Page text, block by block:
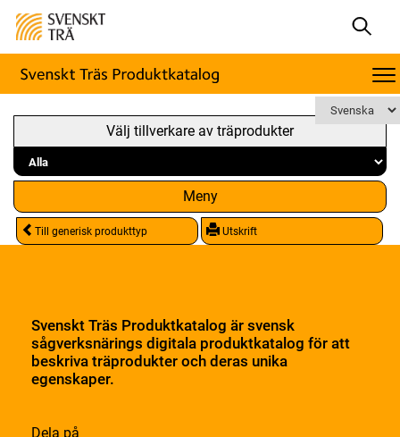
Välj tillverkare av träprodukter
Meny
Till generisk produkttyp Utskrift
Svenskt Träs Produktkatalog är svensk
sågverksnärings digitala produktkatalog för att
beskriva träprodukter och deras unika
egenskaper.
Dela på